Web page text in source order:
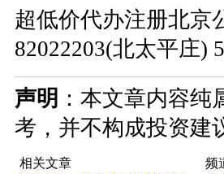
超低价代办注册北京
82022203(北太平庄)
声明 ：本文章内容
考，并不构成投资建
相关文章
频